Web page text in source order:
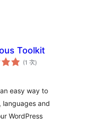
Toolkit
(1 次評
分)
easy way to
and
WordPress